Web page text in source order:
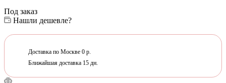
Под заказ
Нашли дешевле?
Доставка по Москве 0 р.
Ближайшая доставка 15 дн.